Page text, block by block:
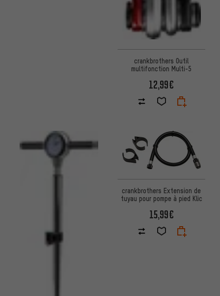
crankbrothers Outil
multifonction Multi-5
12,99€
crankbrothers Extension de
tuyau pour pompe à pied Klic
15,99€